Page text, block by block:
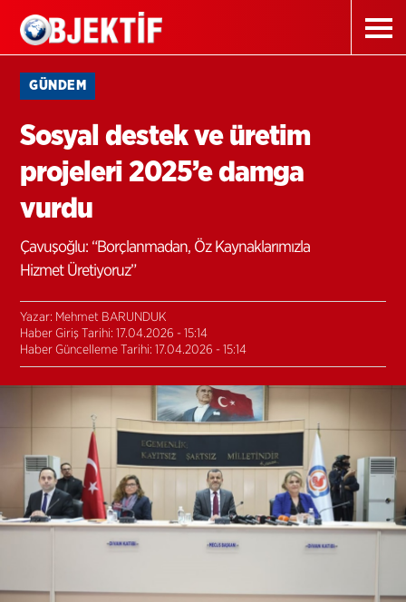
GÜNDEM
Sosyal destek ve üretim
projeleri 2025’e damga
vurdu
Çavuşoğlu: “Borçlanmadan, Öz Kaynaklarımızla
Hizmet Üretiyoruz”
Yazar: Mehmet BARUNDUK
Haber Giriş Tarihi: 17.04.2026 - 15:14
Haber Güncelleme Tarihi: 17.04.2026 - 15:14